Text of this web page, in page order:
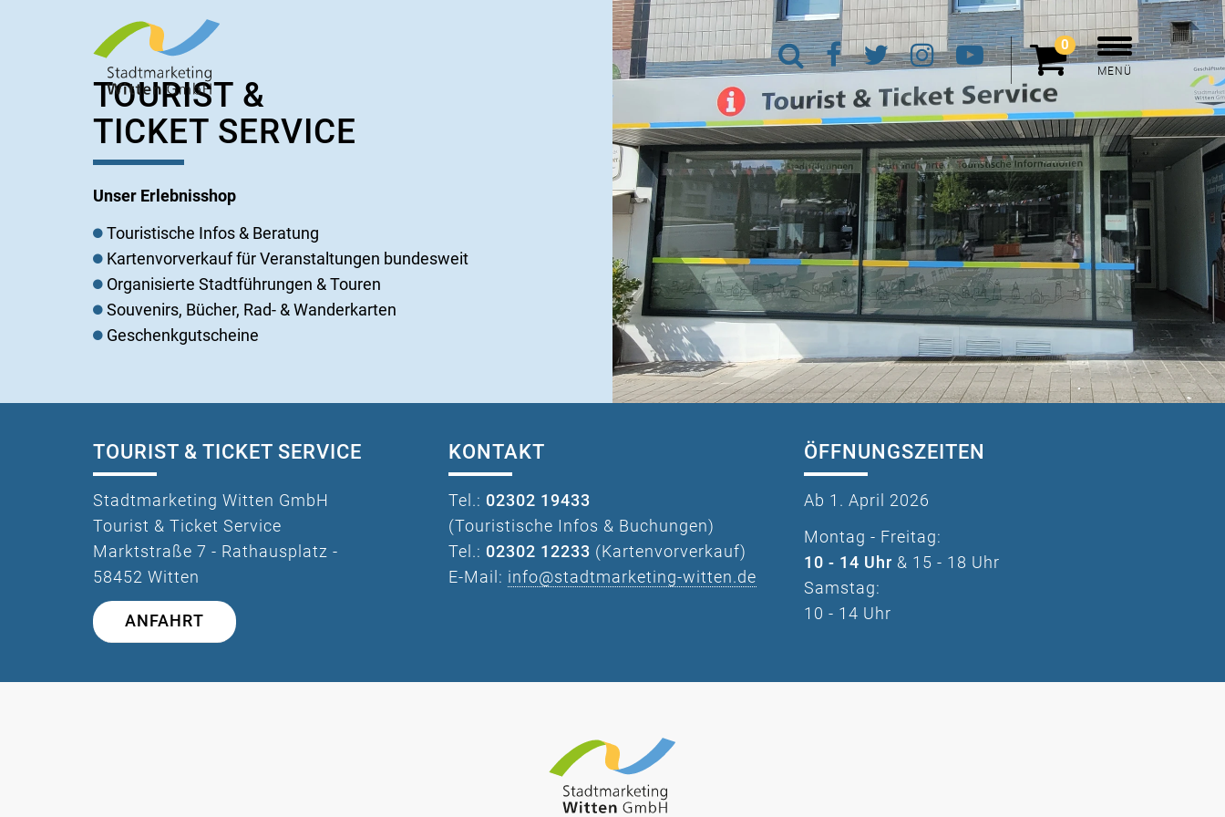
0
MENÜ
TOURIST &
TICKET SERVICE
Unser Erlebnisshop
Touristische Infos & Beratung
Kartenvorverkauf für Veranstaltungen bundesweit
Organisierte Stadtführungen & Touren
Souvenirs, Bücher, Rad- & Wanderkarten
Geschenkgutscheine
TOURIST & TICKET SERVICE
Stadtmarketing Witten GmbH
Tourist & Ticket Service
Marktstraße 7 - Rathausplatz -
58452 Witten
ANFAHRT
KONTAKT
Tel.: 02302 19433
(Touristische Infos & Buchungen)
Tel.: 02302 12233 (Kartenvorverkauf)
E-Mail: info@stadtmarketing-witten.de
ÖFFNUNGSZEITEN
Ab 1. April 2026
Montag - Freitag:
10 - 14 Uhr & 15 - 18 Uhr
Samstag:
10 - 14 Uhr